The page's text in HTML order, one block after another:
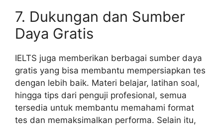
7. Dukungan dan Sumber
Daya Gratis
IELTS juga memberikan berbagai sumber daya
gratis yang bisa membantu mempersiapkan tes
dengan lebih baik. Materi belajar, latihan soal,
hingga tips dari penguji profesional, semua
tersedia untuk membantu memahami format
tes dan memaksimalkan performa. Selain itu,